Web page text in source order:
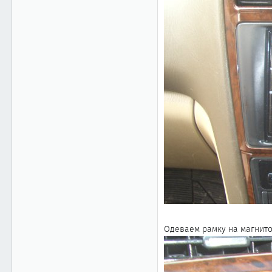
Одеваем рамку на